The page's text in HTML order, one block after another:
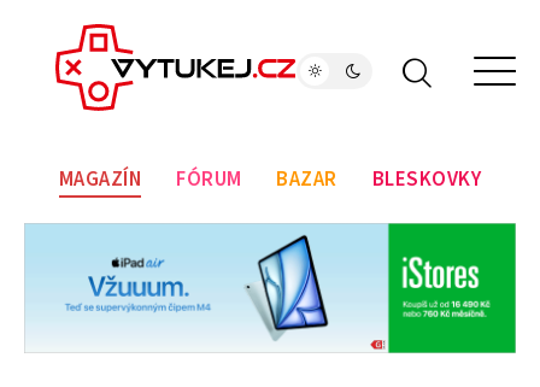
MAGAZÍN FÓRUM BAZAR BLESKOVKY